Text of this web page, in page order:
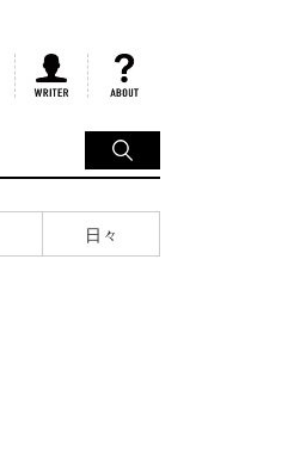
日々